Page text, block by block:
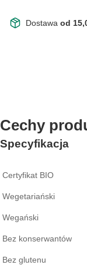
Dostawa od
Cechy
Specyfikacja
Certyfikat BIO
Wegetariański
Wegański
Bez konserwantów
Bez glutenu